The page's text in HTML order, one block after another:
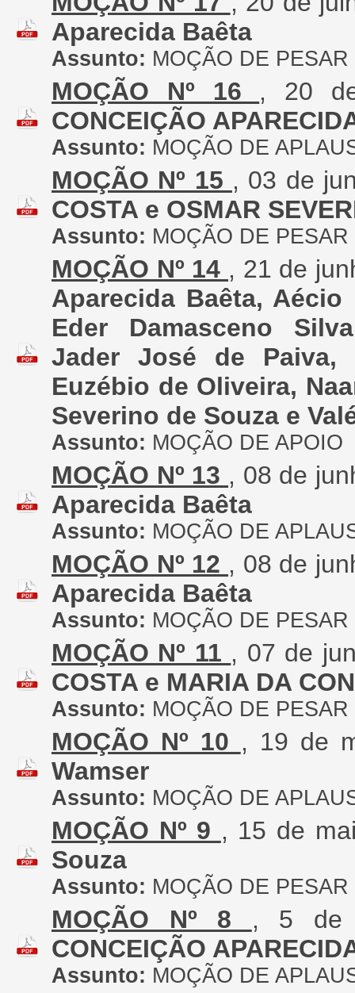
Aparecida Baêta
Assunto: MOÇÃO DE PESAR
MOÇÃO Nº 16 , 20
CONCEIÇÃO
Assunto: MOÇÃO DE
MOÇÃO Nº 15 , 03 de
COSTA e OSMAR
Assunto: MOÇÃO DE PESAR
MOÇÃO Nº 14 , 21 de
Aparecida Baêta,
Eder Damasceno
Jader José de Paiva,
Euzébio de Oliveira,
Severino de Souza e
Assunto: MOÇÃO DE APOIO
MOÇÃO Nº 13 , 08 de
Aparecida Baêta
Assunto: MOÇÃO DE
MOÇÃO Nº 12 , 08 de
Aparecida Baêta
Assunto: MOÇÃO DE PESAR
MOÇÃO Nº 11 , 07 de
COSTA e MARIA DA
Assunto: MOÇÃO DE PESAR
MOÇÃO Nº 10 , 19 de
Wamser
Assunto: MOÇÃO DE
MOÇÃO Nº 9 , 15 de
Souza
Assunto: MOÇÃO DE PESAR
MOÇÃO Nº 8 , 5 de
CONCEIÇÃO
Assunto: MOÇÃO DE